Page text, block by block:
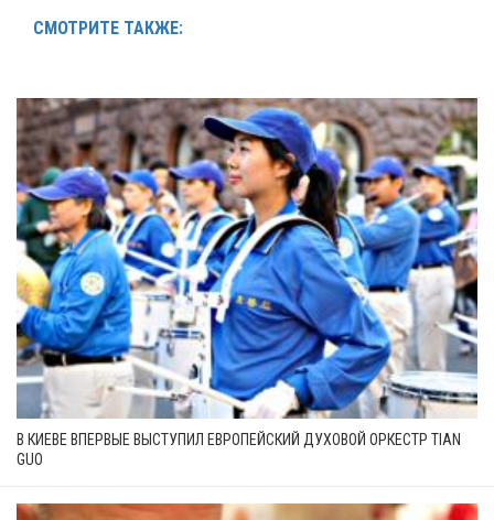
СМОТРИТЕ ТАКЖЕ:
В КИЕВЕ ВПЕРВЫЕ ВЫСТУПИЛ ЕВРОПЕЙСКИЙ ДУХОВОЙ ОРКЕСТР TIAN
GUO